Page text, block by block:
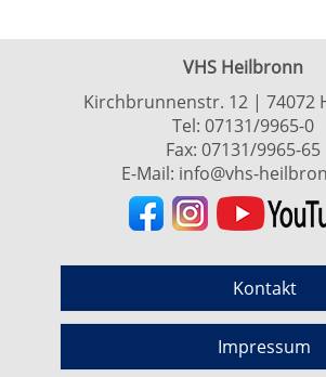
VHS Heilbronn
Kirchbrunnenstr. 12 | 74072
Tel: 07131/9965-0
Fax: 07131/9965-65
E-Mail: info@vhs-
Kontakt
Impressum